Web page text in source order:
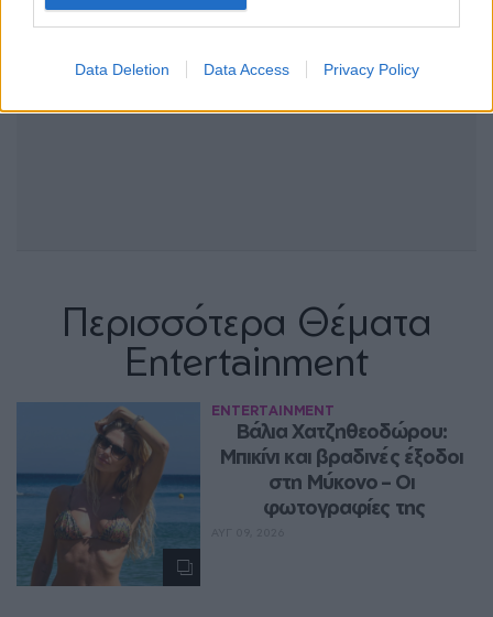
Data Deletion Data Access Privacy Policy
Περισσότερα Θέματα
Entertainment
ENTERTAINMENT
Βάλια Χατζηθεοδώρου:
Μπικίνι και βραδινές έξοδοι
στη Μύκονο – Οι
φωτογραφίες της